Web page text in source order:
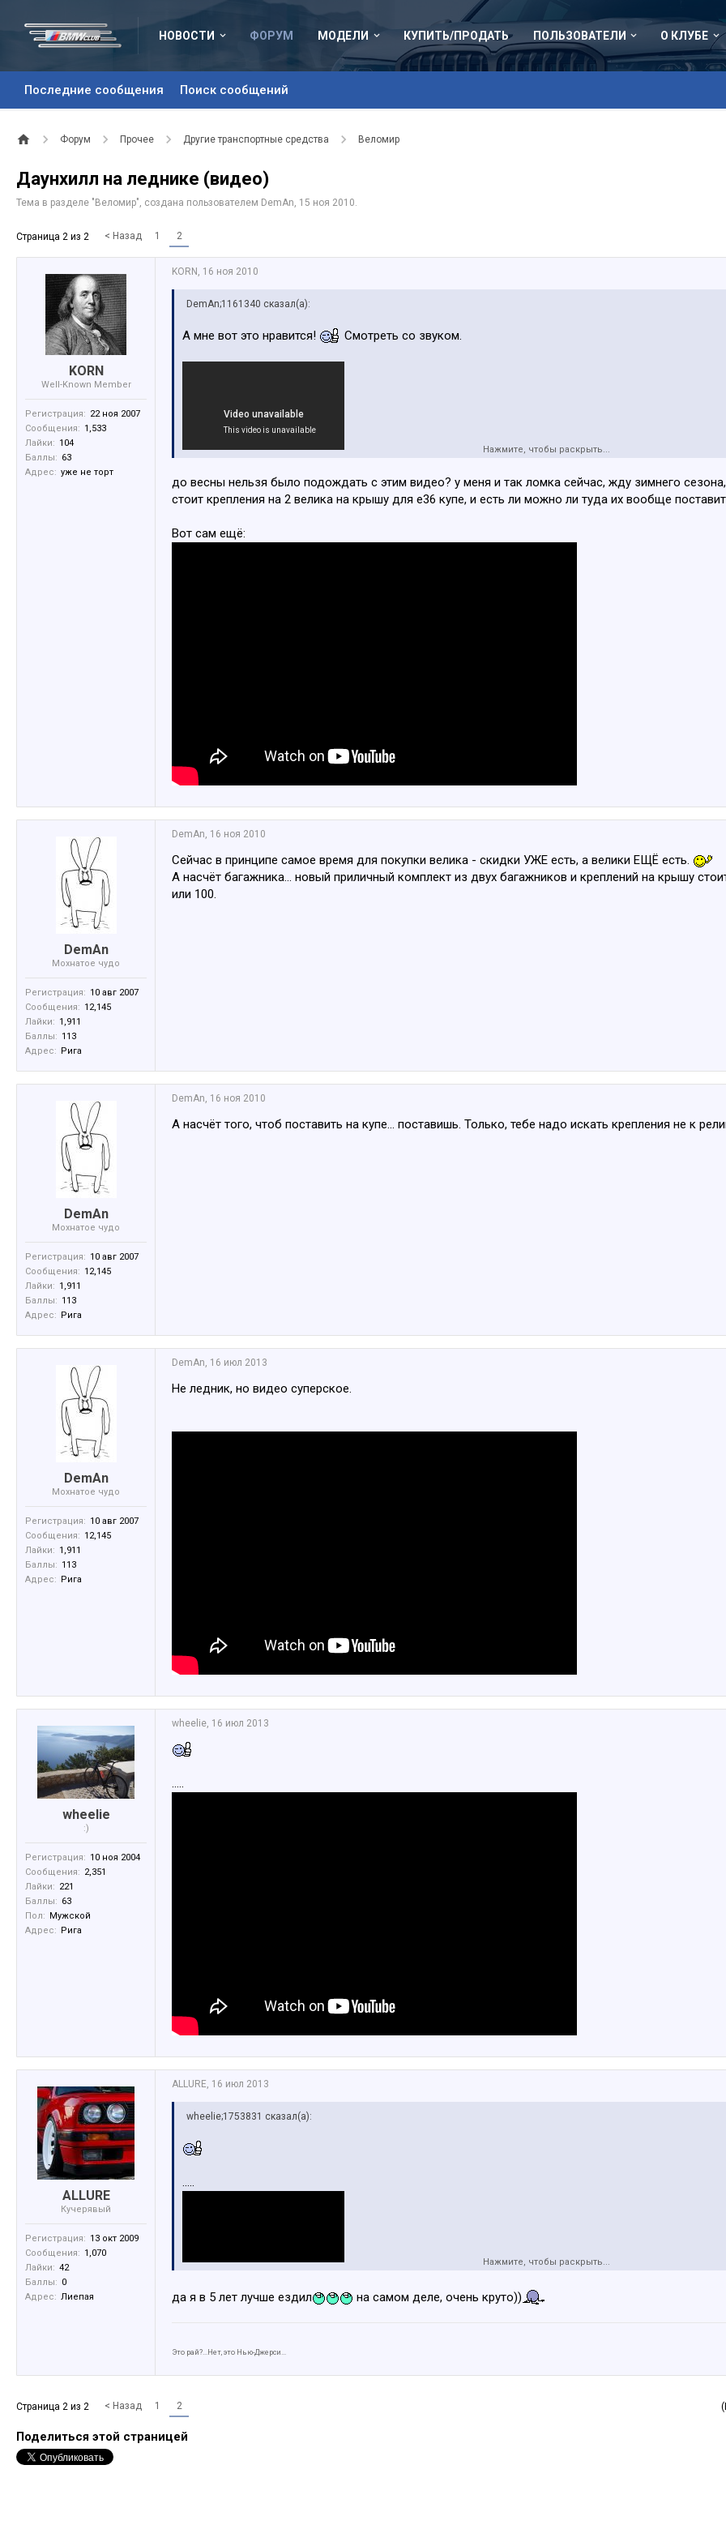
НОВОСТИ ФОРУМ
Последние сообщения Поиск сообщений
МОДЕЛИ КУПИТЬ/ПРОДАТЬ ПОЛЬЗОВАТЕЛИ О КЛУБЕ
Форум Прочее Другие транспортные средства Веломир
Даунхилл на леднике (видео)
Тема в разделе " Веломир", создана пользователем DemAn, 15 ноя 2010.
Страница 2 из 2 < Назад 1 2
KORN
Well-Known Member
Регистрация: 22 ноя 2007
Сообщения: 1,533
Лайки: 104
Баллы: 63
Адрес: уже не торт
KORN , 16 ноя 2010
DemAn;1161340 сказал(а):
А мне вот это нравится! Смотреть со звуком.
Нажмите, чтобы раскрыть...
до весны нельзя было подождать с этим видео? у меня и так ломка сейчас, жду зимнего
стоит крепления на 2 велика на крышу для е36 купе, и есть ли можно ли туда их вообще
Вот сам ещё:
DemAn
Мохнатое чудо
Регистрация: 10 авг 2007
Сообщения: 12,145
Лайки: 1,911
Баллы: 113
Адрес: Рига
DemAn, 16 ноя 2010
Сейчас в принципе самое время для покупки велика - скидки УЖЕ есть, а велики ЕЩЁ есть.
А насчёт багажника... новый приличный комплект из двух багажников и креплений на крышу
или 100.
DemAn
Мохнатое чудо
Регистрация: 10 авг 2007
Сообщения: 12,145
Лайки: 1,911
Баллы: 113
Адрес: Рига
DemAn, 16 ноя 2010
А насчёт того, чтоб поставить на купе... поставишь. Только, тебе надо искать крепления не к
DemAn
Мохнатое чудо
Регистрация: 10 авг 2007
Сообщения: 12,145
Лайки: 1,911
Баллы: 113
Адрес: Рига
DemAn, 16 июл 2013
Не ледник, но видео суперское.
wheelie
:)
Регистрация: 10 ноя 2004
Сообщения: 2,351
Лайки: 221
Баллы: 63
Пол: Мужской
Адрес: Рига
wheelie, 16 июл 2013
.....
ALLURE
Кучерявый
Регистрация: 13 окт 2009
Сообщения: 1,070
Лайки: 42
Баллы: 0
Адрес: Лиепая
ALLURE, 16 июл 2013
wheelie;1753831 сказал(а):
.....
Нажмите, чтобы раскрыть...
да я в 5 лет лучше ездил на самом деле, очень круто))
Это рай?...Нет, это Нью-Джерси...
Страница 2 из 2 < Назад 1 2
Поделиться этой страницей